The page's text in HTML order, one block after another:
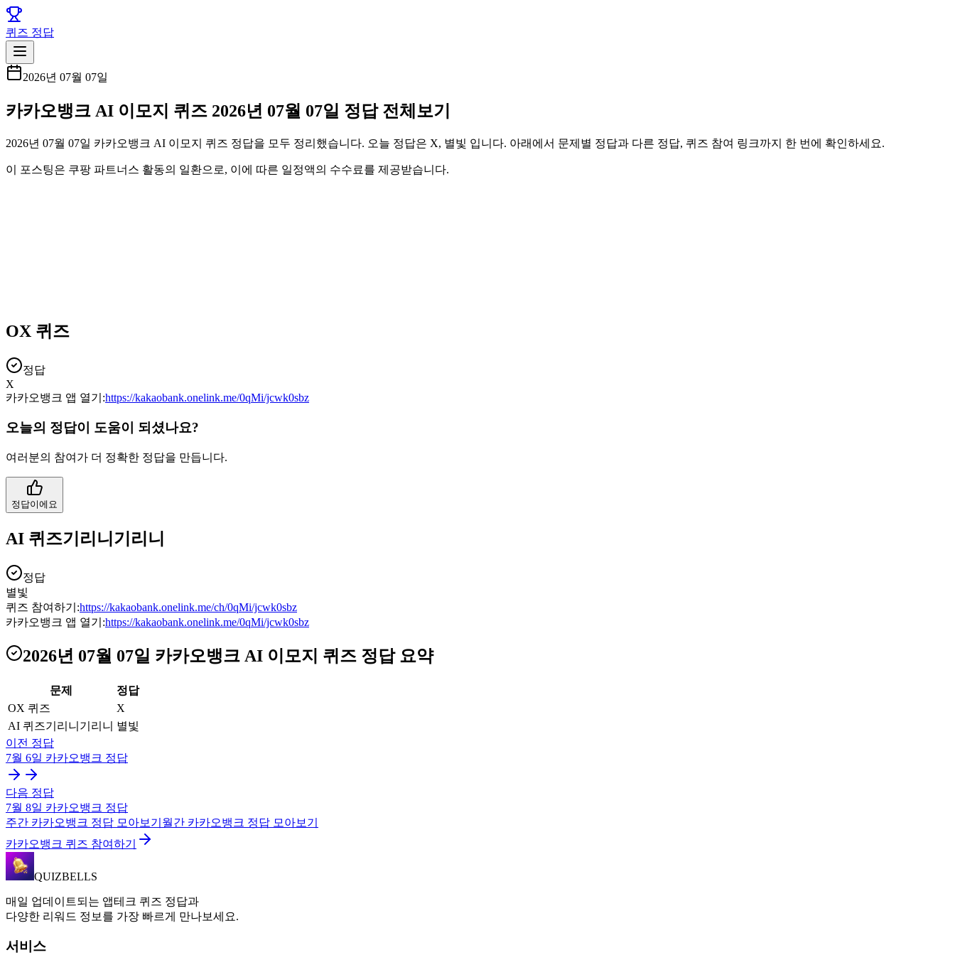
퀴즈 정답
2026년 07월 07일
카카오뱅크 AI 이모지 퀴즈 2026년 07월 07일 정답 전체보기
2026년 07월 07일 카카오뱅크 AI 이모지 퀴즈 정답을 모두 정리했습니다. 오늘 정답은 X, 별빛 입니다. 아래에서 문제별 정답과 다른 정답, 퀴즈 참여 링크까지 한 번에 확인하세요.
이 포스팅은 쿠팡 파트너스 활동의 일환으로, 이에 따른 일정액의 수수료를 제공받습니다.
OX 퀴즈
정답
X
카카오뱅크 앱 열기:https://kakaobank.onelink.me/0qMi/jcwk0sbz
오늘의 정답이 도움이 되셨나요?
여러분의 참여가 더 정확한 정답을 만듭니다.
정답이에요
AI 퀴즈기리니기리니
정답
별빛
퀴즈 참여하기:https://kakaobank.onelink.me/ch/0qMi/jcwk0sbz
카카오뱅크 앱 열기:https://kakaobank.onelink.me/0qMi/jcwk0sbz
2026년 07월 07일 카카오뱅크 AI 이모지 퀴즈 정답 요약
문제
정답
OX 퀴즈
X
AI 퀴즈기리니기리니 별빛
이전 정답
7월 6일 카카오뱅크 정답
다음 정답
7월 8일 카카오뱅크 정답
주간 카카오뱅크 정답 모아보기 월간 카카오뱅크 정답 모아보기
카카오뱅크 퀴즈 참여하기
QUIZBELLS
매일 업데이트되는 앱테크 퀴즈 정답과
다양한 리워드 정보를 가장 빠르게 만나보세요.
서비스